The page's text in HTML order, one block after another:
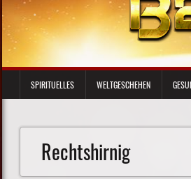
SPIRITUELLES WELTGESCHEHEN
Rechtshirnig